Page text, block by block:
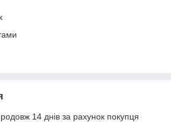
14 днів за рахунок покупця